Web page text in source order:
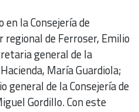
en la Consejería de
de Ferroser, Emilio
general de la
María Guardiola;
general de la Consejería de
Gordillo. Con este